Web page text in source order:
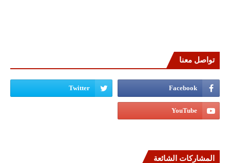
تواصل معنا
المشاركات الشائعة